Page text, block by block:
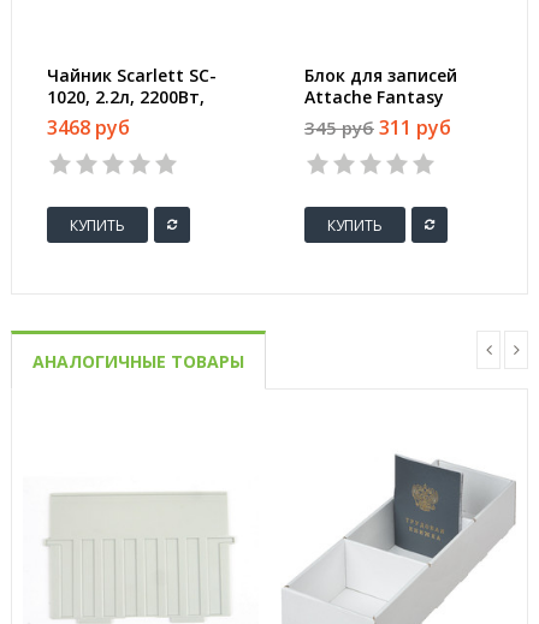
Чайник Scarlett SC-
1020, 2.2л, 2200Вт,
(черный)
3468 руб
КУПИТЬ
Блок для записей
Attache Fantasy
90x90x50 мм белый в
боксе (плотность 100
г/кв.м)
345 руб 311 руб
КУПИТЬ
АНАЛОГИЧНЫЕ ТОВАРЫ